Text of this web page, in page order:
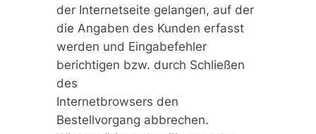
der Internetseite gelangen, auf der
die Angaben des Kunden erfasst
werden und Eingabefehler
berichtigen bzw. durch Schließen
des
Internetbrowsers den
Bestellvorgang abbrechen.